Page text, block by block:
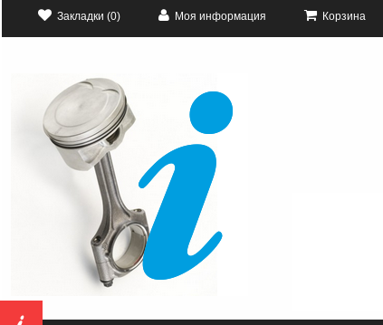
Закладки (0) Моя информация Корзина